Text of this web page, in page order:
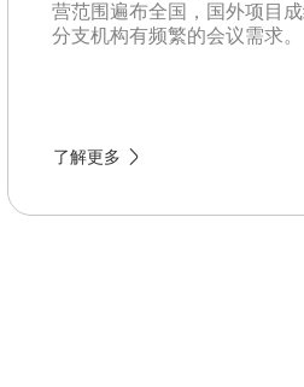
营范围遍布全国，国外项目
分支机构有频繁的会议需求。
了解更多